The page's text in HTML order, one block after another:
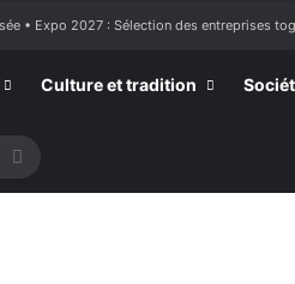
• Expo 2027 : Sélection des entreprises
Culture et tradition
Rechercher